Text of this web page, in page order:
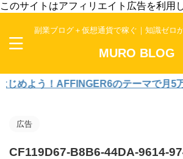
このサイトはアフィリエイト広告を利用
副業ブログ＋仮想通貨で稼ぐ｜知識ゼロ
MURO BLOG
よう！AFFINGER6のテーマで月5万稼
広告
CF119D67-B8B6-44DA-9614-